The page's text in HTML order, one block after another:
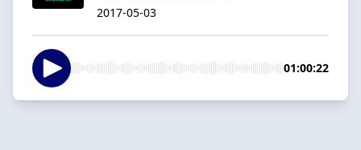
2017-05-03
01:00:22